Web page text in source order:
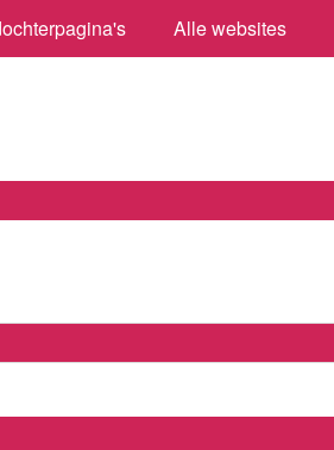
Alle websites